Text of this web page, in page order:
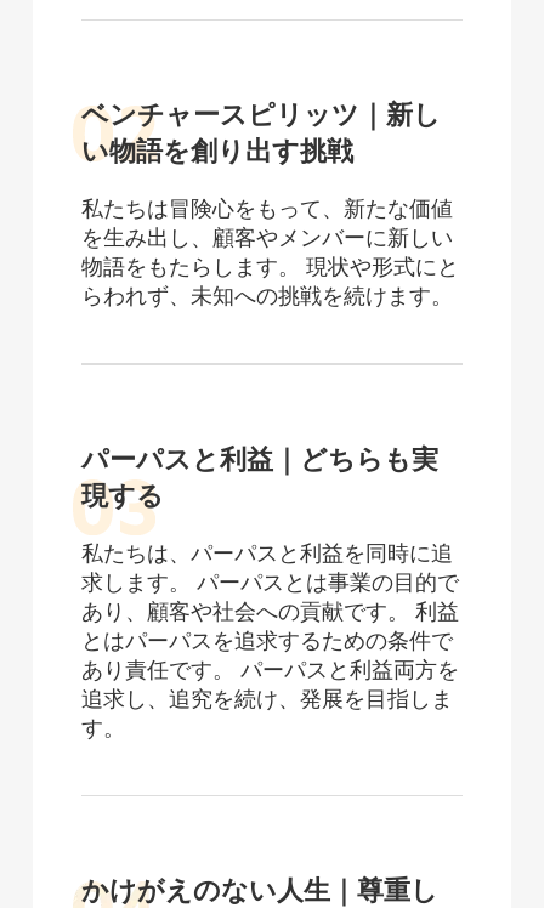
ベンチャースピリッツ｜新し
い物語を創り出す挑戦
私たちは冒険心をもって、新たな価値
を生み出し、顧客やメンバーに新しい
物語をもたらします。 現状や形式にと
らわれず、未知への挑戦を続けます。
パーパスと利益｜どちらも実
現する
私たちは、パーパスと利益を同時に追
求します。 パーパスとは事業の目的で
あり、顧客や社会への貢献です。 利益
とはパーパスを追求するための条件で
あり責任です。 パーパスと利益両方を
追求し、追究を続け、発展を目指しま
す。
かけがえのない人生｜尊重し